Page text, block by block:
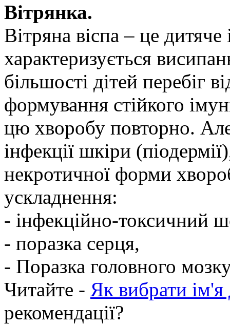
Вітрянка.
Вітряна віспа – це
характеризується
більшості дітей перебіг
формування стійкого
цю хворобу повторно.
інфекції шкіри
некротичної форми
ускладнення:
- інфекційно-токсичний
- поразка серця,
- Поразка головного
Читайте - Як вибрати ім'я
рекомендації?